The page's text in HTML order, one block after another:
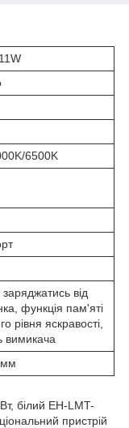
6500K
заряджатись від
функція пам'яті
рівня яскравості,
вимикача
білий EH-LMT-
пристрій